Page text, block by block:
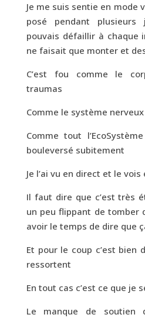
Je me suis sentie en mode
posé pendant
pouvais défaillir à chaque
ne faisait que monter et
C’est fou comme le
traumas
Comme le système
Comme tout
bouleversé subitement
Je l’ai vu en direct et le vois
Il faut dire que c’est très
un peu flippant de tomber
avoir le temps de dire que
Et pour le coup c’est bien
ressortent
En tout cas c’est ce que je
Le manque de soutien